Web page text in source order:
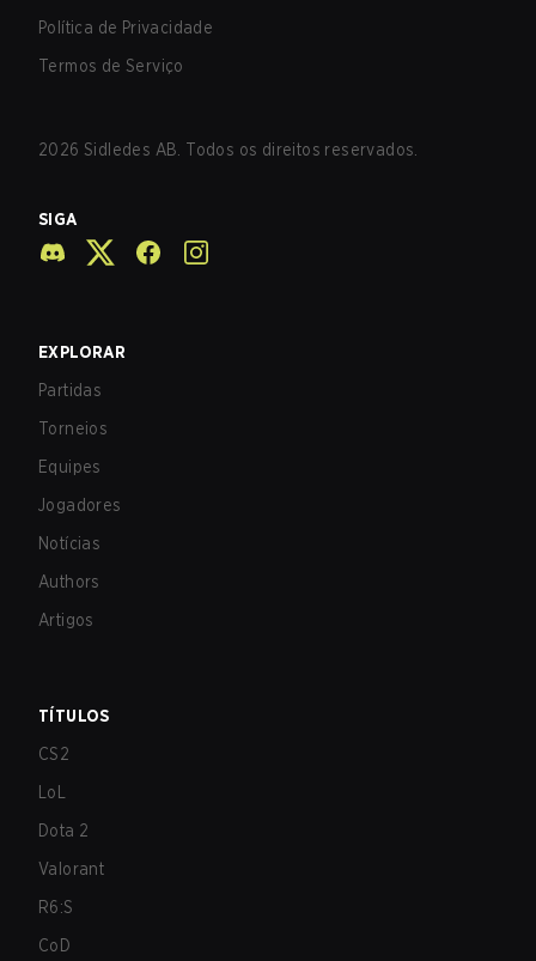
Política de Privacidade
Termos de Serviço
2026 Sidledes AB. Todos os direitos reservados.
SIGA
EXPLORAR
Partidas
Torneios
Equipes
Jogadores
Notícias
Authors
Artigos
TÍTULOS
CS2
LoL
Dota 2
Valorant
R6:S
CoD